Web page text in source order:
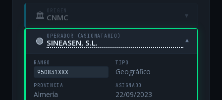
🏛 ORIGEN
CNMC ▾
🟢 OPERADOR (ASIGNATARIO)
SINEASEN, S.L. ▾
RANGO
950831XXX
TIPO
Geográfico
PROVINCIA
Almería
ASIGNADO
22/09/2023